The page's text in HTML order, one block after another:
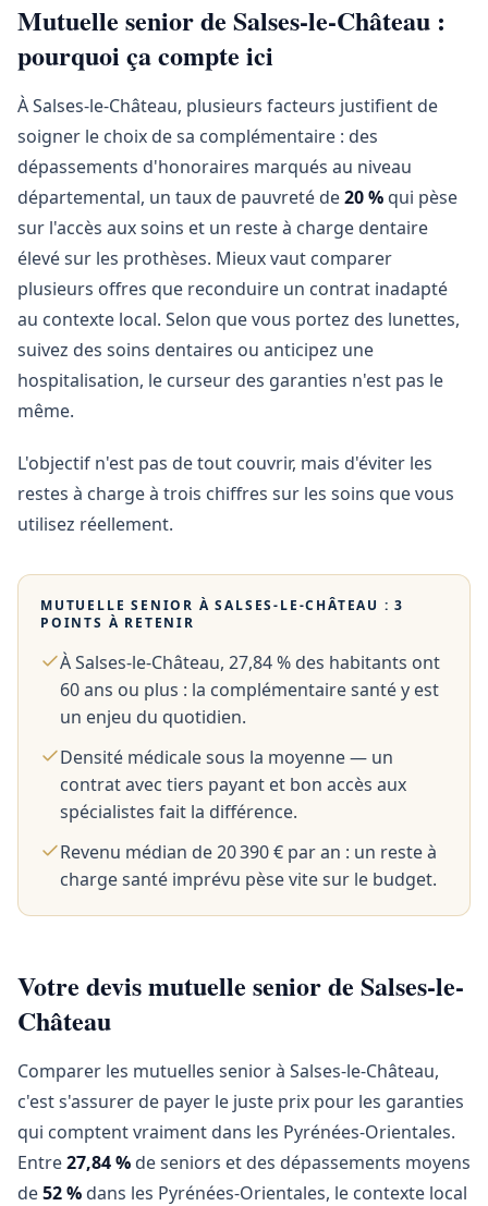
Mutuelle senior de Salses-le-Château :
pourquoi ça compte ici
À Salses-le-Château, plusieurs facteurs justifient de
soigner le choix de sa complémentaire : des
dépassements d'honoraires marqués au niveau
départemental, un taux de pauvreté de20 % qui pèse
sur l'accès aux soins et un reste à charge dentaire
élevé sur les prothèses. Mieux vaut comparer
plusieurs offres que reconduire un contrat inadapté
au contexte local. Selon que vous portez des lunettes,
suivez des soins dentaires ou anticipez une
hospitalisation, le curseur des garanties n'est pas le
même.
L'objectif n'est pas de tout couvrir, mais d'éviter les
restes à charge à trois chiffres sur les soins que vous
utilisez réellement.
MUTUELLE SENIOR ÀSALSES-LE-CHÂTEAU : 3
POINTS À RETENIR
À Salses-le-Château, 27,84 % des habitants ont
60 ans ou plus : la complémentaire santé y est
un enjeu du quotidien.
Densité médicale sous la moyenne — un
contrat avec tiers payant et bon accès aux
spécialistes fait la différence.
Revenu médian de 20 390 € par an : un reste à
charge santé imprévu pèse vite sur le budget.
Votre devis mutuelle senior de Salses-le-
Château
Comparer les mutuelles senior à Salses-le-Château,
c'est s'assurer de payer le juste prix pour les garanties
qui comptent vraiment dans les Pyrénées-Orientales.
Entre27,84 % de seniors et des dépassements moyens
de52 % dans les Pyrénées-Orientales, le contexte local